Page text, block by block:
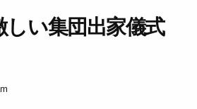
しい集団出家儀式